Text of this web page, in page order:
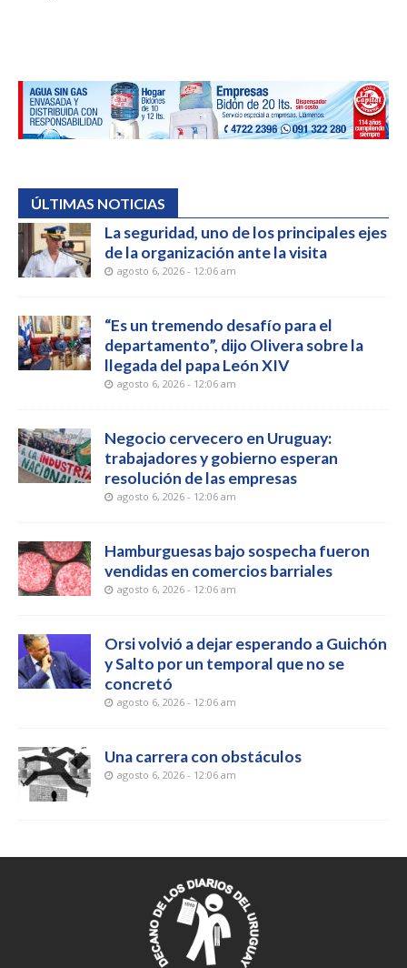
ÚLTIMAS NOTICIAS
La seguridad, uno de los principales ejes
de la organización ante la visita
agosto 6, 2026 - 12:06 am
“Es un tremendo desafío para el
departamento”, dijo Olivera sobre la
llegada del papa León XIV
agosto 6, 2026 - 12:06 am
Negocio cervecero en Uruguay:
trabajadores y gobierno esperan
resolución de las empresas
agosto 6, 2026 - 12:06 am
Hamburguesas bajo sospecha fueron
vendidas en comercios barriales
agosto 6, 2026 - 12:06 am
Orsi volvió a dejar esperando a Guichón
y Salto por un temporal que no se
concretó
agosto 6, 2026 - 12:06 am
Una carrera con obstáculos
agosto 6, 2026 - 12:06 am